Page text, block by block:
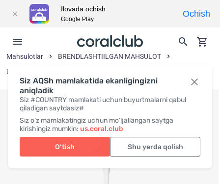
Siz AQSh mamlakatida ekanligingizni
aniqladik
Siz #COUNTRY mamlakati uchun buyurtmalarni qabul
qiladigan saytdasiz#
Siz o‘z mamlakatingiz uchun mo‘ljallangan saytga
kirishingiz mumkin: us.coral.club
O‘tish Shu yerda qolish
Mahsulotlar
BRENDLASHTIILGAN MAHSULOT
Uy-ro‘zg‘or buyumlari
Ilovada ochish
Google Play
Ochish